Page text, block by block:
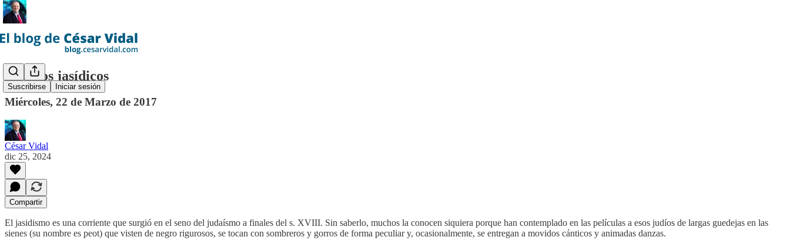
Suscribirse Iniciar sesión
Cuentos jasídicos
Miércoles, 22 de Marzo de 2017
César Vidal
dic 25, 2024
Compartir
El jasidismo es una corriente que surgió en el seno del judaísmo a finales del s. XVIII. Sin saberlo, muchos la conocen siquiera porque han contemplado en las películas a esos judíos de largas guedejas en las
sienes (su nombre es peot) que visten de negro rigurosos, se tocan con sombreros y gorros de forma peculiar y, ocasionalmente, se entregan a movidos cánticos y animadas danzas.